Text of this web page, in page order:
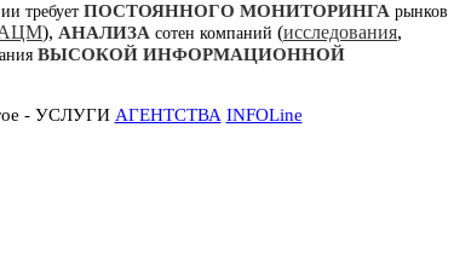
требует ПОСТОЯННОГО МОНИТОРИНГА рынков
), АНАЛИЗА сотен компаний (исследования,
ВЫСОКОЙ ИНФОРМАЦИОННОЙ
- УСЛУГИ АГЕНТСТВА INFOLine